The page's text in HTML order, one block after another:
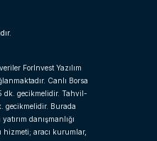
ForInvest Yazılım
Canlı Borsa
dk. gecikmelidir. Tahvil-
gecikmelidir. Burada
danışmanlığı
hizmeti; aracı kurumlar,